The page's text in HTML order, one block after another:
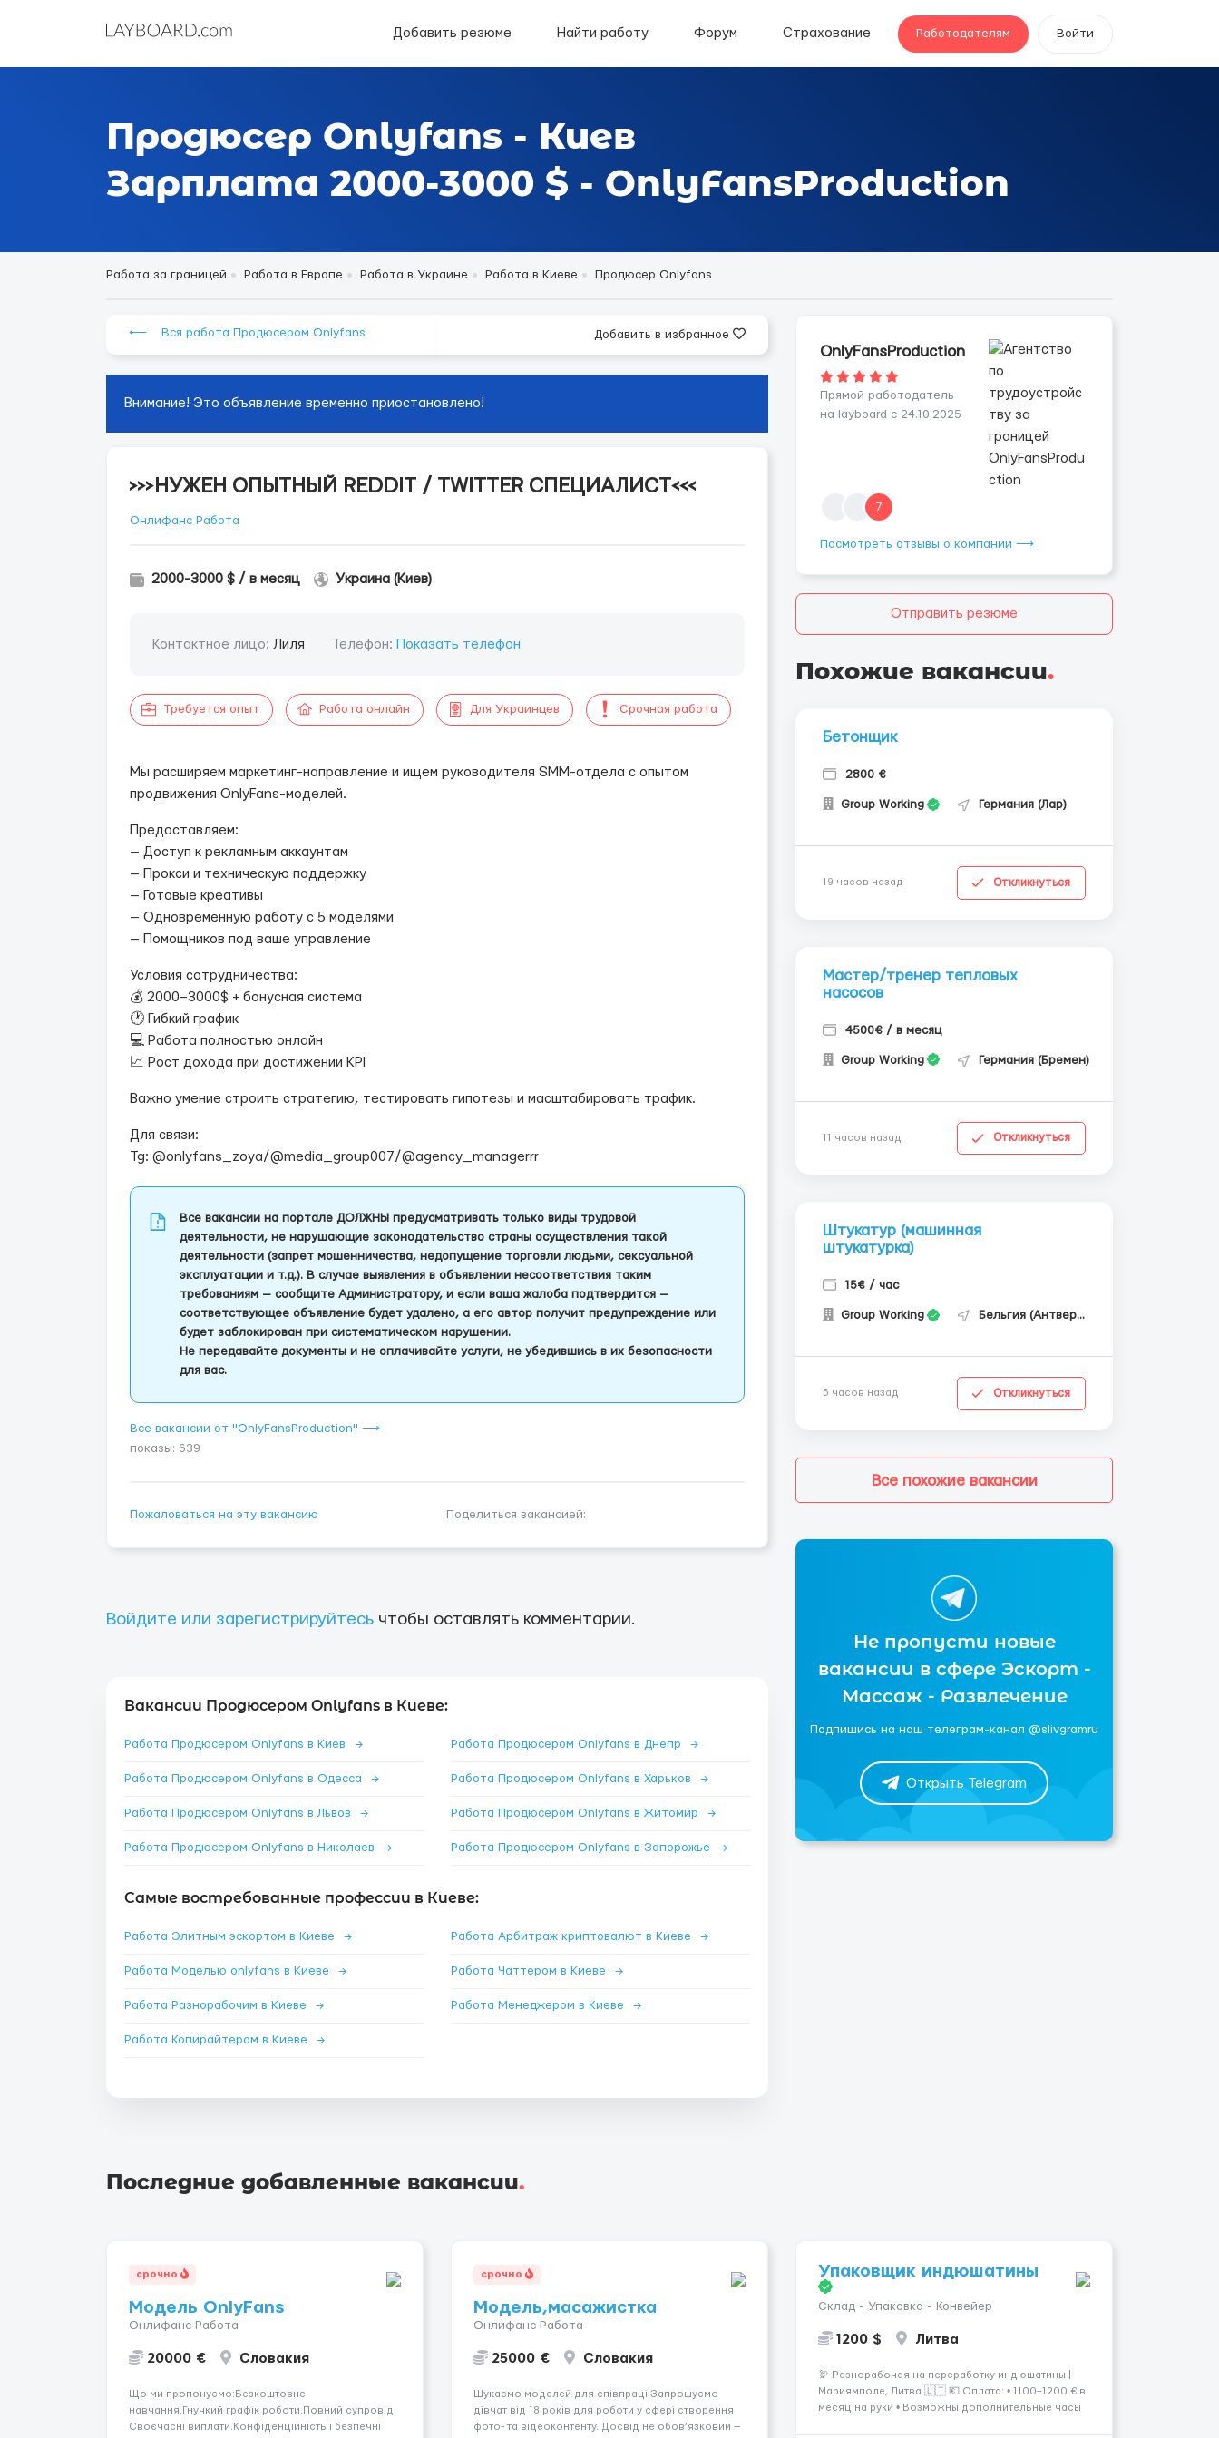
Добавить резюме Найти работу Форум Страхование Работодателям Войти
Продюсер Onlyfans - Киев
Зарплата 2000-3000 $ - OnlyFansProduction
Работа за границей Работа в Европе Работа в Украине Работа в Киеве Продюсер Onlyfans
⟵ Вся работа Продюсером Onlyfans Добавить в избранное
Внимание! Это объявление временно приостановлено!
>>>НУЖЕН ОПЫТНЫЙ REDDIT / TWITTER СПЕЦИАЛИСТ<<<
Онлифанс Работа
2000-3000 $ / в месяц Украина (Киев)
Контактное лицо: Лиля Телефон: Показать телефон
Требуется опыт Работа онлайн Для Украинцев Срочная работа
Мы расширяем маркетинг-направление и ищем руководителя SMM-отдела с опытом
продвижения OnlyFans-моделей.
Предоставляем:
— Доступ к рекламным аккаунтам
— Прокси и техническую поддержку
— Готовые креативы
— Одновременную работу с 5 моделями
— Помощников под ваше управление
Условия сотрудничества:
💰 2000–3000$ + бонусная система
🕐 Гибкий график
💻 Работа полностью онлайн
📈 Рост дохода при достижении KPI
Важно умение строить стратегию, тестировать гипотезы и масштабировать трафик.
Для связи:
Tg: @onlyfans_zoya/@media_group007/@agency_managerrr
Все вакансии на портале ДОЛЖНЫ предусматривать только виды трудовой
деятельности, не нарушающие законодательство страны осуществления такой
деятельности (запрет мошенничества, недопущение торговли людьми, сексуальной
эксплуатации и т.д.). В случае выявления в объявлении несоответствия таким
требованиям — сообщите Администратору, и если ваша жалоба подтвердится —
соответствующее объявление будет удалено, а его автор получит предупреждение или
будет заблокирован при систематическом нарушении.
Не передавайте документы и не оплачивайте услуги, не убедившись в их безопасности
для вас.
Все вакансии от "OnlyFansProduction" ⟶
показы: 639
Пожаловаться на эту вакансию Поделиться вакансией:
Войдите или зарегистрируйтесь чтобы оставлять комментарии.
Вакансии Продюсером Onlyfans в Киеве:
Работа Продюсером Onlyfans в Киев → Работа Продюсером Onlyfans в Днепр →
Работа Продюсером Onlyfans в Одесса → Работа Продюсером Onlyfans в Харьков →
Работа Продюсером Onlyfans в Львов → Работа Продюсером Onlyfans в Житомир →
Работа Продюсером Onlyfans в Николаев → Работа Продюсером Onlyfans в Запорожье →
Самые востребованные профессии в Киеве:
Работа Элитным эскортом в Киеве → Работа Арбитраж криптовалют в Киеве →
Работа Моделью onlyfans в Киеве → Работа Чаттером в Киеве →
Работа Разнорабочим в Киеве → Работа Менеджером в Киеве →
Работа Копирайтером в Киеве →
OnlyFansProduction
Прямой работодатель
на layboard с 24.10.2025
7
Посмотреть отзывы о компании ⟶
Отправить резюме
Похожие вакансии.
Бетонщик
2800 €
Group Working Германия (Лар)
19 часов назад Откликнуться
Мастер/тренер тепловых
насосов
4500€ / в месяц
Group Working Германия (Бремен)
11 часов назад Откликнуться
Штукатур (машинная
штукатурка)
15€ / час
Group Working Бельгия (Антверпен)
5 часов назад Откликнуться
Все похожие вакансии
Не пропусти новые
вакансии в сфере Эскорт -
Массаж - Развлечение
Подпишись на наш телеграм-канал @slivgramru
Открыть Telegram
Последние добавленные вакансии.
срочно
Модель OnlyFans
Онлифанс Работа
20000 € Словакия
Що ми пропонуємо:Безкоштовне
навчання.Гнучкий графік роботи.Повний супровід
Своєчасні виплати.Конфіденційність і безпечні
срочно
Модель,масажистка
Онлифанс Работа
25000 € Словакия
Шукаємо моделей для співпраці!Запрошуємо
дівчат від 18 років для роботи у сфері створення
фото- та відеоконтенту. Досвід не обов’язковий —
Упаковщик индюшатины
Склад - Упаковка - Конвейер
1200 $ Литва
🦃 Разнорабочая на переработку индюшатины |
Мариямполе, Литва 🇱🇹 💶 Оплата: • 1100–1200 € в
месяц на руки • Возможны дополнительные часы